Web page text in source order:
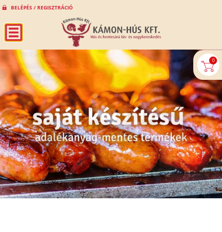
BELÉPÉS / REGISZTRÁCIÓ
0